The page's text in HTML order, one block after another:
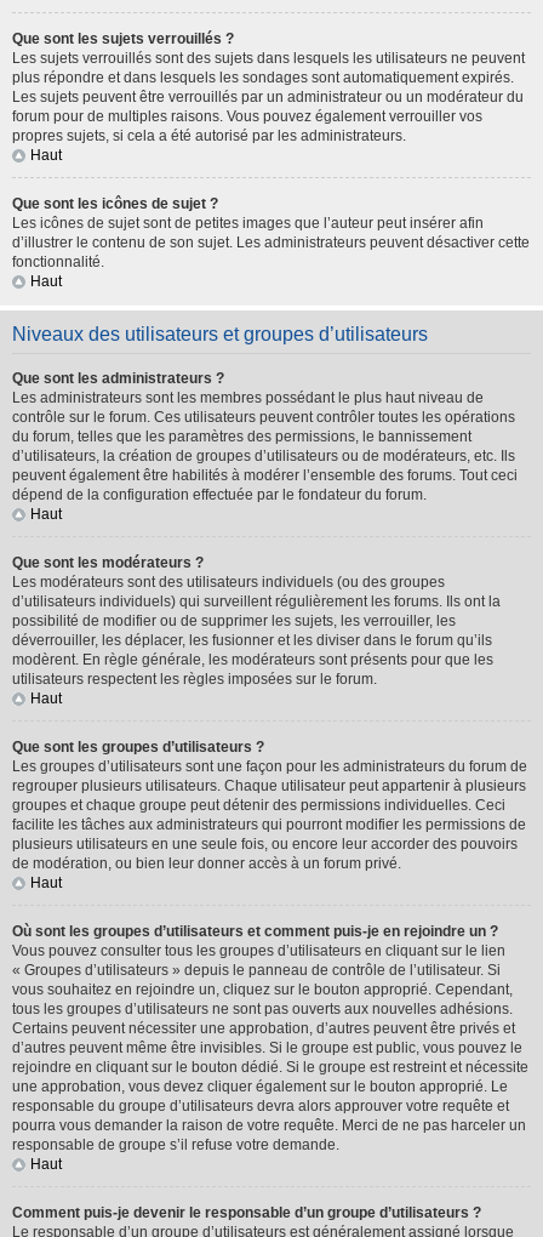
Que sont les sujets verrouillés ?
Les sujets verrouillés sont des sujets dans lesquels les utilisateurs ne peuvent
plus répondre et dans lesquels les sondages sont automatiquement expirés.
Les sujets peuvent être verrouillés par un administrateur ou un modérateur du
forum pour de multiples raisons. Vous pouvez également verrouiller vos
propres sujets, si cela a été autorisé par les administrateurs.
Haut
Que sont les icônes de sujet ?
Les icônes de sujet sont de petites images que l’auteur peut insérer afin
d’illustrer le contenu de son sujet. Les administrateurs peuvent désactiver cette
fonctionnalité.
Haut
Niveaux des utilisateurs et groupes d’utilisateurs
Que sont les administrateurs ?
Les administrateurs sont les membres possédant le plus haut niveau de
contrôle sur le forum. Ces utilisateurs peuvent contrôler toutes les opérations
du forum, telles que les paramètres des permissions, le bannissement
d’utilisateurs, la création de groupes d’utilisateurs ou de modérateurs, etc. Ils
peuvent également être habilités à modérer l’ensemble des forums. Tout ceci
dépend de la configuration effectuée par le fondateur du forum.
Haut
Que sont les modérateurs ?
Les modérateurs sont des utilisateurs individuels (ou des groupes
d’utilisateurs individuels) qui surveillent régulièrement les forums. Ils ont la
possibilité de modifier ou de supprimer les sujets, les verrouiller, les
déverrouiller, les déplacer, les fusionner et les diviser dans le forum qu’ils
modèrent. En règle générale, les modérateurs sont présents pour que les
utilisateurs respectent les règles imposées sur le forum.
Haut
Que sont les groupes d’utilisateurs ?
Les groupes d’utilisateurs sont une façon pour les administrateurs du forum de
regrouper plusieurs utilisateurs. Chaque utilisateur peut appartenir à plusieurs
groupes et chaque groupe peut détenir des permissions individuelles. Ceci
facilite les tâches aux administrateurs qui pourront modifier les permissions de
plusieurs utilisateurs en une seule fois, ou encore leur accorder des pouvoirs
de modération, ou bien leur donner accès à un forum privé.
Haut
Où sont les groupes d’utilisateurs et comment puis-je en rejoindre un ?
Vous pouvez consulter tous les groupes d’utilisateurs en cliquant sur le lien
« Groupes d’utilisateurs » depuis le panneau de contrôle de l’utilisateur. Si
vous souhaitez en rejoindre un, cliquez sur le bouton approprié. Cependant,
tous les groupes d’utilisateurs ne sont pas ouverts aux nouvelles adhésions.
Certains peuvent nécessiter une approbation, d’autres peuvent être privés et
d’autres peuvent même être invisibles. Si le groupe est public, vous pouvez le
rejoindre en cliquant sur le bouton dédié. Si le groupe est restreint et nécessite
une approbation, vous devez cliquer également sur le bouton approprié. Le
responsable du groupe d’utilisateurs devra alors approuver votre requête et
pourra vous demander la raison de votre requête. Merci de ne pas harceler un
responsable de groupe s’il refuse votre demande.
Haut
Comment puis-je devenir le responsable d’un groupe d’utilisateurs ?
Le responsable d’un groupe d’utilisateurs est généralement assigné lorsque